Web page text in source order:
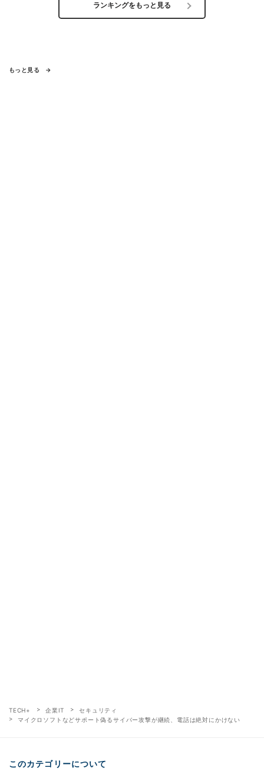
ランキングをもっと見る
もっと見る
TECH+ 企業IT
セキュリティ
マイクロソフトなどサポート偽るサイバー攻撃が継続、電話は絶対にかけない
このカテゴリーについて